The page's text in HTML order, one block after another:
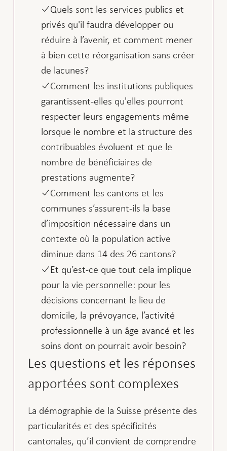
Quels sont les services publics et
privés qu'il faudra développer ou
réduire à l’avenir, et comment mener
à bien cette réorganisation sans créer
de lacunes?
Comment les institutions publiques
garantissent-elles qu'elles pourront
respecter leurs engagements même
lorsque le nombre et la structure des
contribuables évoluent et que le
nombre de bénéficiaires de
prestations augmente?
Comment les cantons et les
communes s’assurent-ils la base
d’imposition nécessaire dans un
contexte où la population active
diminue dans 14 des 26 cantons?
Et qu’est-ce que tout cela implique
pour la vie personnelle: pour les
décisions concernant le lieu de
domicile, la prévoyance, l’activité
professionnelle à un âge avancé et les
soins dont on pourrait avoir besoin?
Les questions et les réponses
apportées sont complexes
La démographie de la Suisse présente des
particularités et des spécificités
cantonales, qu’il convient de comprendre